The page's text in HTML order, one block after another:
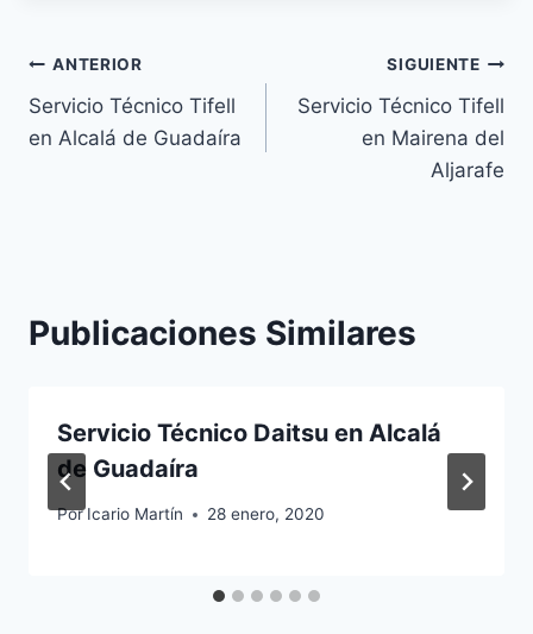
Navegación
de
ANTERIOR
Servicio Técnico Tifell
en Alcalá de Guadaíra
SIGUIENTE
Servicio Técnico Tifell
en Mairena del
Aljarafe
Publicaciones Similares
Servicio Técnico Daitsu en Alcalá
de Guadaíra
Por Icario Martín 28 enero, 2020